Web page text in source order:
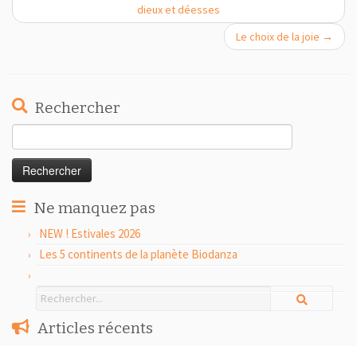
dieux et déesses
Le choix de la joie →
Rechercher
Ne manquez pas
NEW ! Estivales 2026
Les 5 continents de la planète Biodanza
Articles récents